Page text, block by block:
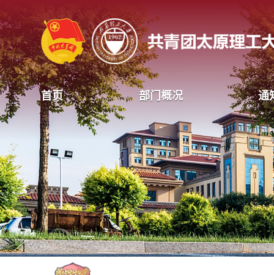
首页 部门概况 通